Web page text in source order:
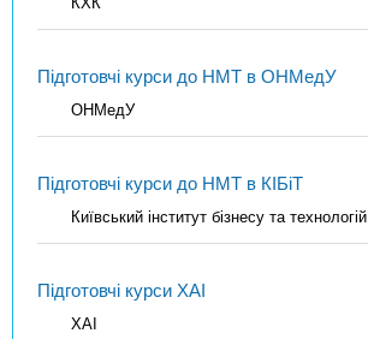
Підготовчі курси до НМТ в ОНМедУ
ОНМедУ
Підготовчі курси до НМТ в КІБіТ
Київський інститут бізнесу та технологій
Підготовчі курси ХАІ
ХАІ